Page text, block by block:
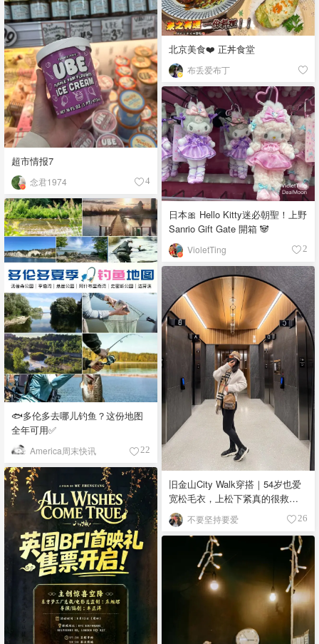
北京美食❤️ 正丼食堂
布丢爱布丁
超市情报7
念君1974 4
日本🎀 Hello Kitty迷必朝聖！上野
Sanrio Gift Gate 開箱 🐼
VioletTing 2
🐟多伦多去哪儿钓鱼？这份地图
全年可用✅
America周末快讯 22
旧金山City Walk穿搭｜54岁也爱
宽松毛衣，上松下紧真的很救比
例
不要坚持要爱 26